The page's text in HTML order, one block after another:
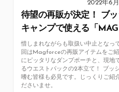
2022年6月
待望の再販が決定！ ブ
キャンプで使える「
惜しまれながらも取扱い中止となっ
回はMagforceの再販アイテムをご
にピッタリなダンプポーチと、現地
るウエストパックの2本立て！ ブッ
嗜む皆様も必見です。じっくりご紹
ださいませ。